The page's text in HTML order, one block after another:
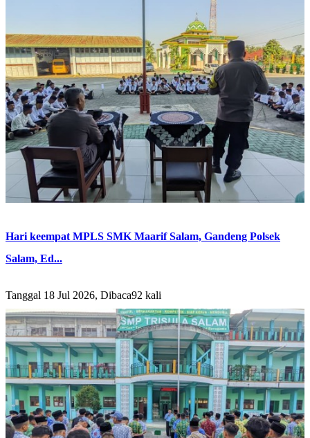
Hari keempat MPLS SMK Maarif Salam, Gandeng Polsek
Salam, Ed...
Tanggal 18 Jul 2026, Dibaca92 kali